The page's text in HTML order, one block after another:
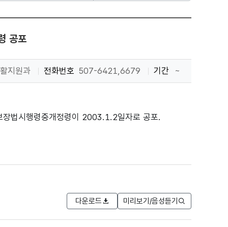
공포
지원과 전화번호 507-6421,6679 기간 ~
장법시행령중개정령이 2003.1.2일자로 공포.
다운로드 미리보기/음성듣기